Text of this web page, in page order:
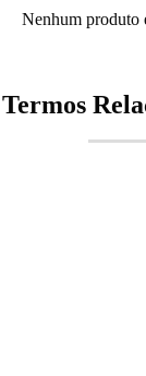
Nenhum produto
Termos